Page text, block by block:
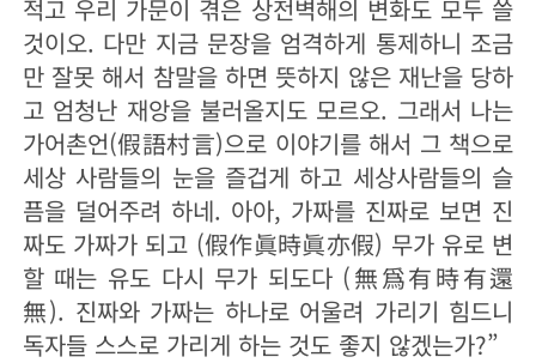
적고 우리 가문이 겪은 상전벽해의 변화도 모두 쓸
것이오. 다만 지금 문장을 엄격하게 통제하니 조금
만 잘못 해서 참말을 하면 뜻하지 않은 재난을 당하
고 엄청난 재앙을 불러올지도 모르오. 그래서 나는
가어촌언(假語村言)으로 이야기를 해서 그 책으로
세상 사람들의 눈을 즐겁게 하고 세상사람들의 슬
픔을 덜어주려 하네. 아아, 가짜를 진짜로 보면 진
짜도 가짜가 되고 (假作眞時眞亦假) 무가 유로 변
할 때는 유도 다시 무가 되도다 (無爲有時有還
無). 진짜와 가짜는 하나로 어울려 가리기 힘드니
독자들 스스로 가리게 하는 것도 좋지 않겠는가?”